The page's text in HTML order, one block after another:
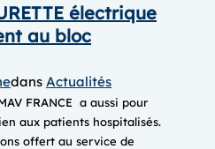
électrique
au bloc
dans Actualités
FRANCE a aussi pour
aux patients hospitalisés.
offert au service de